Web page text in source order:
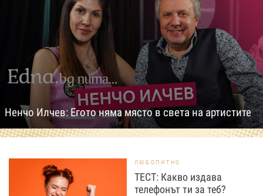
Ненчо Илчев: Егото няма място в света на артистите
ЛЮБОПИТНО
ТЕСТ: Какво издава
телефонът ти за теб?